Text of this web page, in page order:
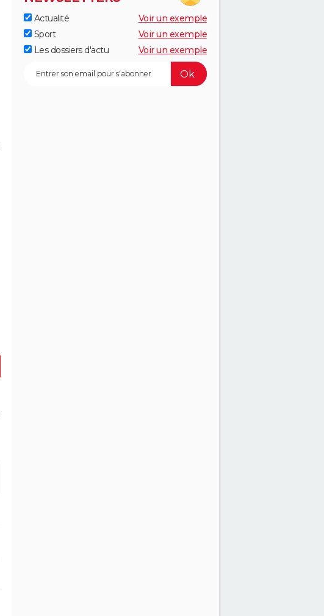
Actualité
Voir un exemple
Sport
Voir un exemple
Les dossiers d'actu
Voir un exemple